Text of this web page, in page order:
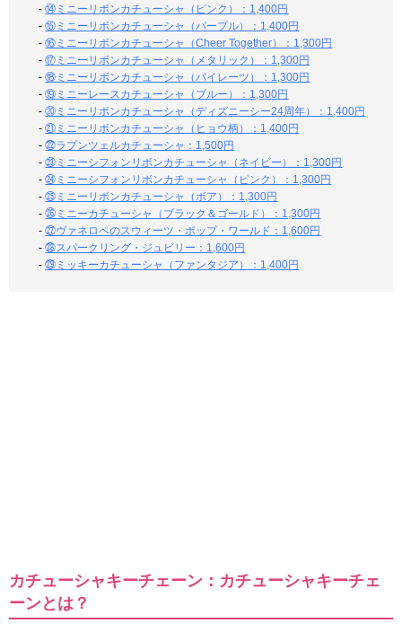
-⑭ミニーリボンカチューシャ（ピンク）：1,400円
-⑮ミニーリボンカチューシャ（パープル）：1,400円
-⑯ミニーリボンカチューシャ（Cheer Together）：1,300円
-⑰ミニーリボンカチューシャ（メタリック）：1,300円
-⑱ミニーリボンカチューシャ（パイレーツ）：1,300円
-⑲ミニーレースカチューシャ（ブルー）：1,300円
-⑳ミニーリボンカチューシャ（ディズニーシー24周年）：1,400円
-㉑ミニーリボンカチューシャ（ヒョウ柄）：1,400円
-㉒ラプンツェルカチューシャ：1,500円
-㉓ミニーシフォンリボンカチューシャ（ネイビー）：1,300円
-㉔ミニーシフォンリボンカチューシャ（ピンク）：1,300円
-㉕ミニーリボンカチューシャ（ボア）：1,300円
-㉖ミニーカチューシャ（ブラック＆ゴールド）：1,300円
-㉗ヴァネロペのスウィーツ・ポップ・ワールド：1,600円
-㉘スパークリング・ジュビリー：1,600円
-㉙ミッキーカチューシャ（ファンタジア）：1,400円
カチューシャキーチェーン：カチューシャキーチェ
ーンとは？